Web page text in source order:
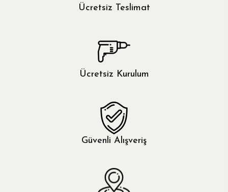
Ücretsiz Teslimat
Ücretsiz Kurulum
Güvenli Alışveriş